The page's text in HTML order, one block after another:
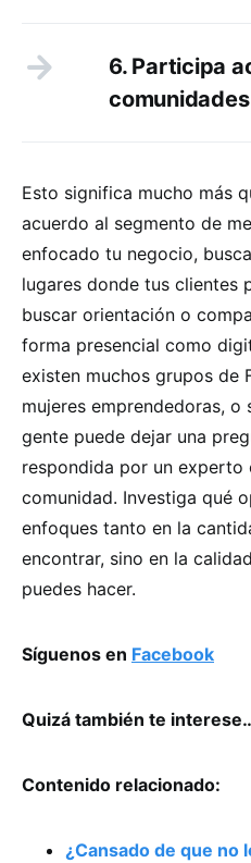
6. Participa
Esto significa mucho más
acuerdo al segmento de
enfocado tu negocio,
lugares donde tus clientes
buscar orientación o
forma presencial como
existen muchos grupos de
mujeres emprendedoras,
gente puede dejar una
respondida por un experto
comunidad. Investiga qué
enfoques tanto en la
encontrar, sino en la
puedes hacer.
Síguenos en Facebook
Quizá también te
Contenido relacionado:
¿Cansado de que no